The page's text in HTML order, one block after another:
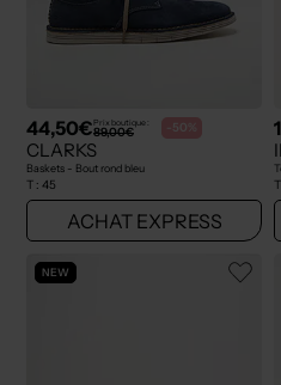
44,50€Prix boutique :
89,00€ -50%
CLARKS
Baskets - Bout rond bleu
T : 45
ACHAT EXPRESS
NEW